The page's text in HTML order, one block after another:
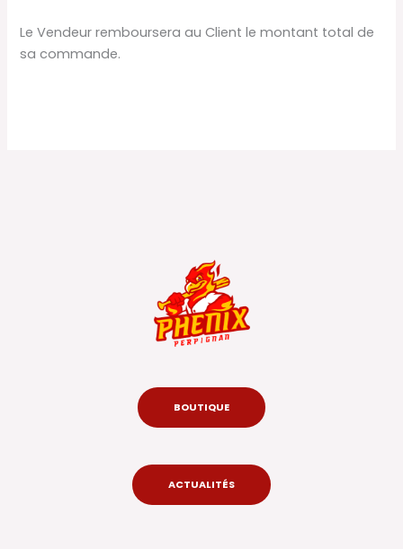
Le Vendeur remboursera au Client le montant total de
sa commande.
BOUTIQUE
ACTUALITÉS